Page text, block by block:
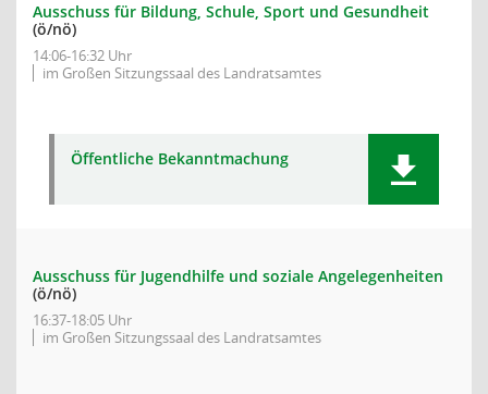
Ausschuss für Bildung, Schule, Sport und Gesundheit
(ö/nö)
14:06-16:32 Uhr
im Großen Sitzungssaal des Landratsamtes
Öffentliche Bekanntmachung
Ausschuss für Jugendhilfe und soziale Angelegenheiten
(ö/nö)
16:37-18:05 Uhr
im Großen Sitzungssaal des Landratsamtes